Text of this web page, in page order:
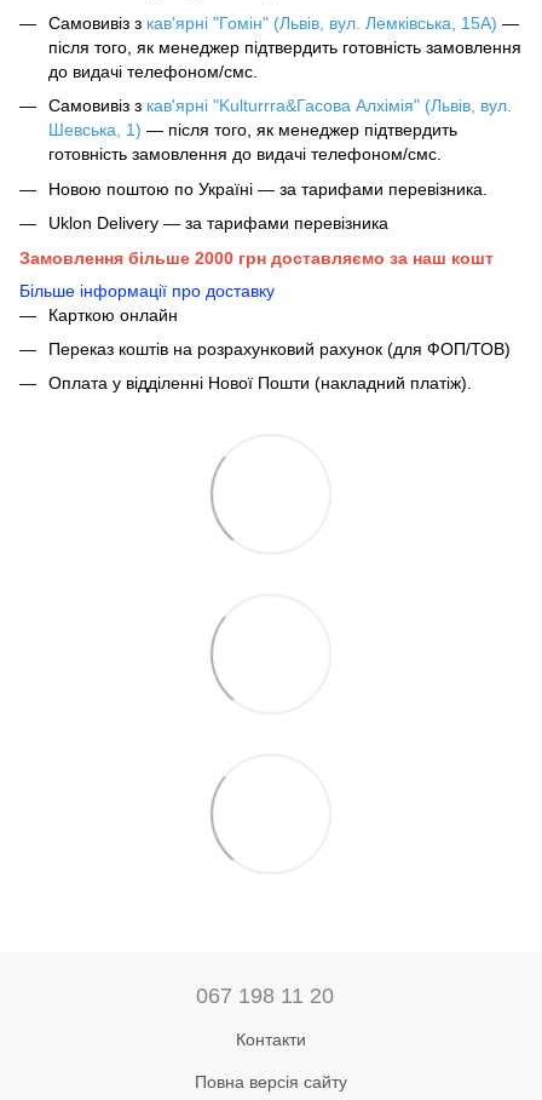
Самовивіз з кав'ярні "Гомін" (Львів, вул. Лемківська, 15А) —
після того, як менеджер підтвердить готовність замовлення
до видачі телефоном/смс.
Самовивіз з кав'ярні "Kulturrra&Гасова Алхімія" (Львів, вул.
Шевська, 1) — після того, як менеджер підтвердить
готовність замовлення до видачі телефоном/смс.
Новою поштою по Україні — за тарифами перевізника.
Uklon Delivery — за тарифами перевізника
Замовлення більше 2000 грн доставляємо за наш кошт
Більше інформації про доставку
Карткою онлайн
Переказ коштів на розрахунковий рахунок (для ФОП/ТОВ)
Оплата у відділенні Нової Пошти (накладний платіж).
067 198 11 20
Контакти
Повна версія сайту